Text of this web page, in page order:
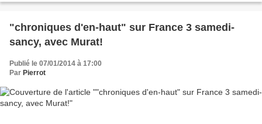
"chroniques d'en-haut" sur France 3 samedi-
sancy, avec Murat!
Publié le 07/01/2014 à 17:00
Par Pierrot